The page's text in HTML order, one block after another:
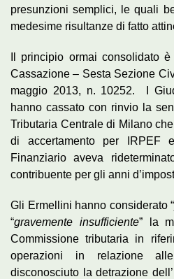
presunzioni semplici, le quali
medesime risultanze di fatto
Il principio ormai consolidato
Cassazione – Sesta Sezione
maggio 2013, n. 10252. I
hanno cassato con rinvio la
Tributaria Centrale di Milano
di accertamento per IRPEF
Finanziario aveva
contribuente per gli anni
Gli Ermellini hanno considerato “
“gravemente insufficiente” la
Commissione tributaria in
operazioni in relazione
disconosciuto la detrazione